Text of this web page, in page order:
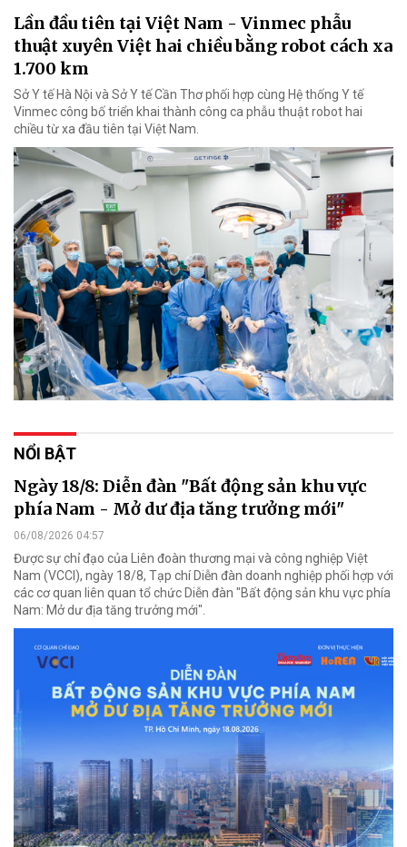
Lần đầu tiên tại Việt Nam - Vinmec phẫu
thuật xuyên Việt hai chiều bằng robot cách xa
1.700 km
Sở Y tế Hà Nội và Sở Y tế Cần Thơ phối hợp cùng Hệ thống Y tế
Vinmec công bố triển khai thành công ca phẫu thuật robot hai
chiều từ xa đầu tiên tại Việt Nam.
NỔI BẬT
Ngày 18/8: Diễn đàn "Bất động sản khu vực
phía Nam - Mở dư địa tăng trưởng mới"
06/08/2026 04:57
Được sự chỉ đạo của Liên đoàn thương mại và công nghiệp Việt
Nam (VCCI), ngày 18/8, Tạp chí Diễn đàn doanh nghiệp phối hợp với
các cơ quan liên quan tổ chức Diễn đàn "Bất động sản khu vực phía
Nam: Mở dư địa tăng trưởng mới".